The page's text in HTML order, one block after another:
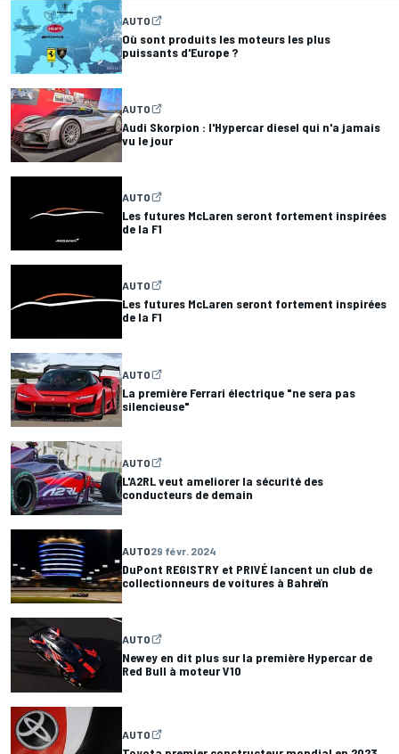
AUTO
Où sont produits les moteurs les plus
puissants d'Europe ?
AUTO
Audi Skorpion : l'Hypercar diesel qui n'a jamais
vu le jour
AUTO
Les futures McLaren seront fortement inspirées
de la F1
AUTO
Les futures McLaren seront fortement inspirées
de la F1
AUTO
La première Ferrari électrique "ne sera pas
silencieuse"
AUTO
L'A2RL veut ameliorer la sécurité des
conducteurs de demain
AUTO29 févr. 2024
DuPont REGISTRY et PRIVÉ lancent un club de
collectionneurs de voitures à Bahreïn
AUTO
Newey en dit plus sur la première Hypercar de
Red Bull à moteur V10
AUTO